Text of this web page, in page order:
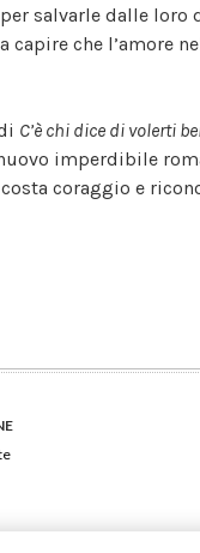
salvarle dalle loro
capire che l’amore
C’è chi dice di volerti
imperdibile
coraggio e